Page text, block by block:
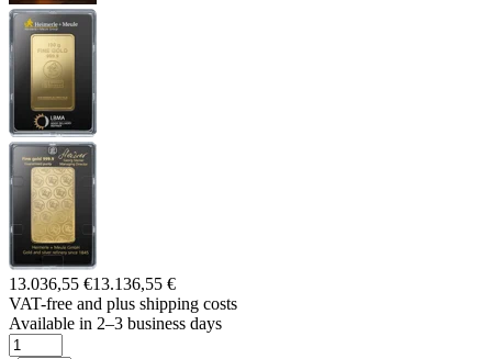
13.036,55 €13.136,55 €
VAT-free and plus shipping costs
Available in 2–3 business days